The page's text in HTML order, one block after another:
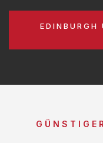
EDINBURGH